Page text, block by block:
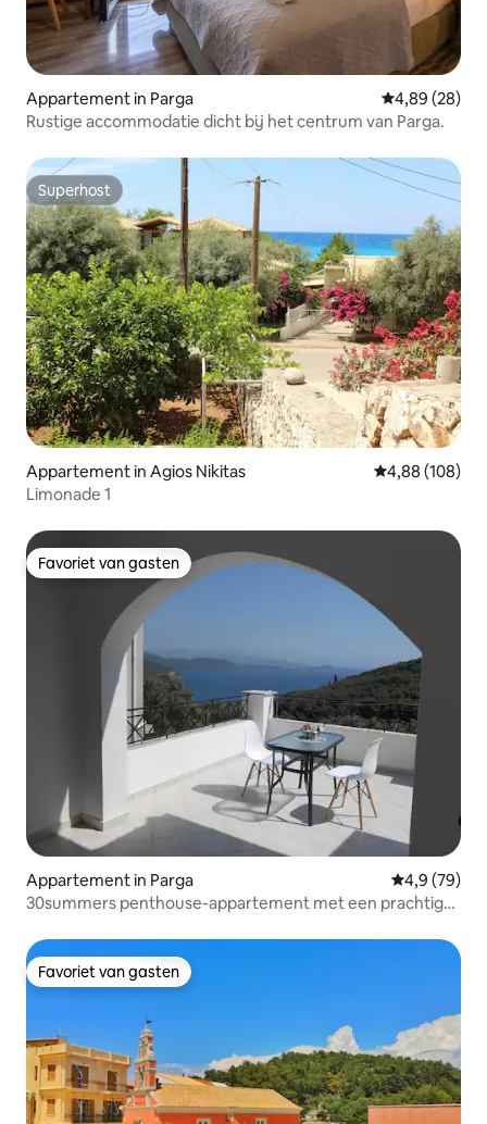
Appartement in Parga Gemiddelde
4,89 (28)
Rustige accommodatie dicht bij het centrum van Parga.
Superhost
Superhost
Appartement in Agios Nikitas Gemiddelde
4,88 (108)
Limonade 1
Favoriet van gasten
Favoriet van gasten
Appartement in Parga Gemiddelde
4,9 (79)
30summers penthouse-appartement met een prachtig
Favoriet van gasten
Favoriet van gasten